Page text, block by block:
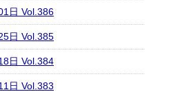
日 Vol.386
日 Vol.385
日 Vol.384
日 Vol.383